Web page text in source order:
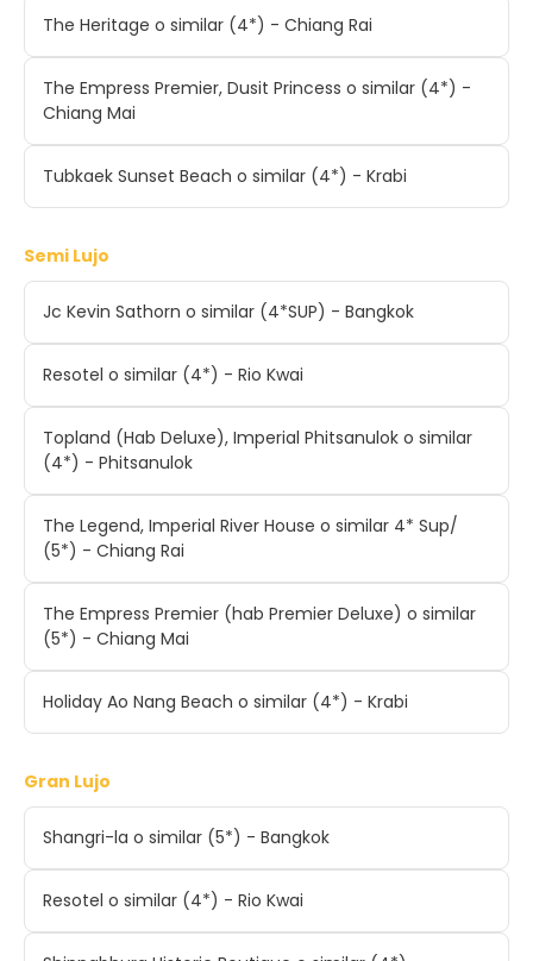
The Heritage o similar (4*) - Chiang Rai
The Empress Premier, Dusit Princess o similar (4*) -
Chiang Mai
Tubkaek Sunset Beach o similar (4*) - Krabi
Semi Lujo
Jc Kevin Sathorn o similar (4*SUP) - Bangkok
Resotel o similar (4*) - Rio Kwai
Topland (Hab Deluxe), Imperial Phitsanulok o similar
(4*) - Phitsanulok
The Legend, Imperial River House o similar 4* Sup/
(5*) - Chiang Rai
The Empress Premier (hab Premier Deluxe) o similar
(5*) - Chiang Mai
Holiday Ao Nang Beach o similar (4*) - Krabi
Gran Lujo
Shangri-la o similar (5*) - Bangkok
Resotel o similar (4*) - Rio Kwai